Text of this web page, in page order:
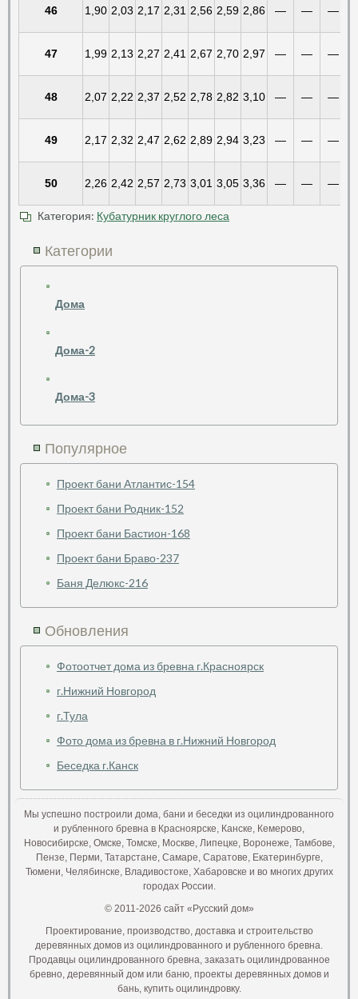
46 1,90 2,03 2,17 2,31 2,56 2,59 2,86 — — —
47 1,99 2,13 2,27 2,41 2,67 2,70 2,97 — — —
48 2,07 2,22 2,37 2,52 2,78 2,82 3,10 — — —
49 2,17 2,32 2,47 2,62 2,89 2,94 3,23 — — —
50 2,26 2,42 2,57 2,73 3,01 3,05 3,36 — — —
Категория: Кубатурник круглого леса
Категории
Дома
Дома-2
Дома-3
Популярное
Проект бани Атлантис-154
Проект бани Родник-152
Проект бани Бастион-168
Проект бани Браво-237
Баня Делюкс-216
Обновления
Фотоотчет дома из бревна г.Красноярск
г.Нижний Новгород
г.Тула
Фото дома из бревна в г.Нижний Новгород
Беседка г.Канск
Мы успешно построили дома, бани и беседки из оцилиндрованного
и рубленного бревна в Красноярске, Канске, Кемерово,
Новосибирске, Омске, Томске, Москве, Липецке, Воронеже, Тамбове,
Пензе, Перми, Татарстане, Самаре, Саратове, Екатеринбурге,
Тюмени, Челябинске, Владивостоке, Хабаровске и во многих других
городах России.
© 2011-2026 сайт «Русский дом»
Проектирование, производство, доставка и строительство
деревянных домов из оцилиндрованного и рубленного бревна.
Продавцы оцилиндрованного бревна, заказать оцилиндрованное
бревно, деревянный дом или баню, проекты деревянных домов и
бань, купить оцилиндровку.